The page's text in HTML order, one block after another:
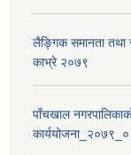
लैङ्गिक समानता तथा
काभ्रे २०७९
पाँचखाल